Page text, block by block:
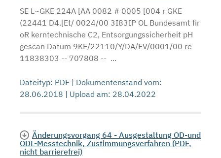
SE L~GKE 224A [AA 0082 # 0005 [004 r GKE
(22441 D4.[Et/ 0024/00 3I83IP OL Bundesamt fir
oR kerntechnische C2, Entsorgungssicherheit pH
gescan Datum 9KE/22110/Y/DA/EV/0001/00 re
11838303 -- 707808 -- ...
Dateityp: PDF | Dokumentenstand vom:
28.06.2018 | Upload am: 28.04.2022
Änderungsvorgang 64 - Ausgestaltung OD-und
ODL-Messtechnik, Zustimmungsverfahren (PDF,
nicht barrierefrei)